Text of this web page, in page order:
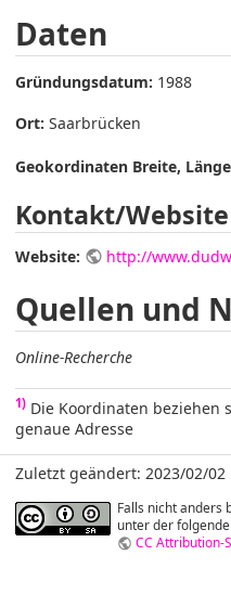
Daten
Gründungsdatum: 1988
Ort: Saarbrücken
Geokordinaten Breite,
Kontakt/Website
Website: http://
Quellen und
Online-Recherche
1) Die Koordinaten beziehen
genaue Adresse
Zuletzt geändert: 2023/02/02
Falls nicht anders
unter der
CC Attribution-